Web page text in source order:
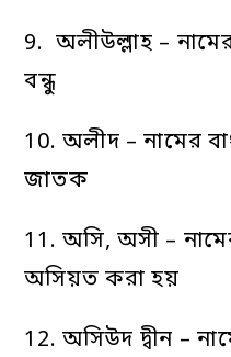
9. অলীউল্লাহ –
বন্ধু
10. অলীদ – নামের
জাতক
11. অসি, অসী –
অসিয়ত করা হয়
12. অসিউদ দ্বীন –